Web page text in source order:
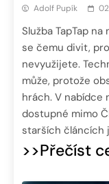
Adolf Pupík
Služba TapTap
se čemu divit,
nevyužijete.
může, protože
hrách. V nabídce
dostupné mimo
starších článcích
>>Přečíst